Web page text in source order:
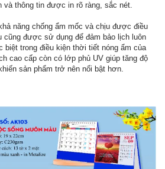
và thông tin được in rõ ràng, sắc nét.
năng chống ẩm mốc và chịu được điều
cũng được sử dụng để đảm bảo lịch luôn
biệt trong điều kiện thời tiết nóng ẩm của
cao cấp còn có lớp phủ UV giúp tăng độ
sản phẩm trở nên nổi bật hơn.